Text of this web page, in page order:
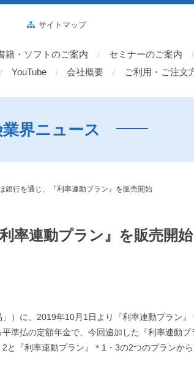
籍・ソフトのご案内 セミナーのご案内
YouTube 会社概要 ご利用・ご注文
サイトマップ
界ニュース
銀行を通じ、『利率連動プラン』を販売開始
率連動プラン』を販売開始
）に、2019年10月1日より『利率連動プラン』
準払の定額年金で、今回追加した『利率連動
『利率連動プラン』＊1・3の2つのプランか